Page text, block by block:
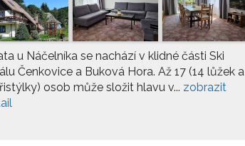
u Náčelníka se nachází v klidné části Ski
Čenkovice a Buková Hora. Až 17 (14 lůžek a
osob může složit hlavu v... zobrazit